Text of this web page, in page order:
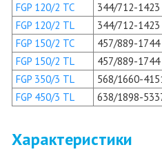
FGP 120/2 TC
344/712-1423
FGP 120/2 TL
344/712-1423
FGP 150/2 TC
457/889-1744
FGP 150/2 TL
457/889-1744
FGP 350/3 TL
568/1660-
FGP 450/3 TL
638/1898-
Характеристики